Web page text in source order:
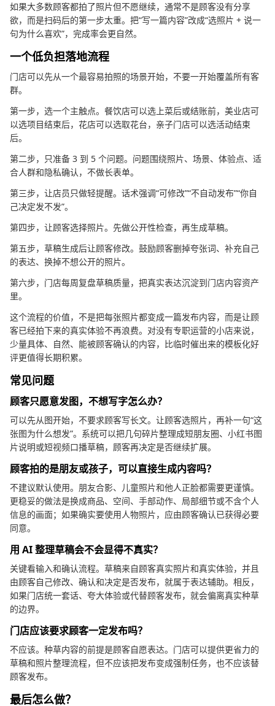
如果大多数顾客都拍了照片但不愿继续，通常不是顾客没有分享
欲，而是扫码后的第一步太重。把“写一篇内容”改成“选照片 + 说一
句为什么喜欢”，完成率会更自然。
一个低负担落地流程
门店可以先从一个最容易拍照的场景开始，不要一开始覆盖所有客
群。
第一步，选一个主触点。餐饮店可以选上菜后或结账前，美业店可
以选项目结束后，花店可以选取花台，亲子门店可以选活动结束
后。
第二步，只准备 3 到 5 个问题。问题围绕照片、场景、体验点、适
合人群和隐私确认，不做长表单。
第三步，让店员只做轻提醒。话术强调“可修改”“不自动发布”“你自
己决定发不发”。
第四步，让顾客选择照片。先做公开性检查，再生成草稿。
第五步，草稿生成后让顾客修改。鼓励顾客删掉夸张词、补充自己
的表达、换掉不想公开的照片。
第六步，门店每周复盘草稿质量，把真实表达沉淀到门店内容资产
里。
这个流程的价值，不是把每张照片都变成一篇发布内容，而是让顾
客已经拍下来的真实体验不再浪费。对没有专职运营的小店来说，
少量具体、自然、能被顾客确认的内容，比临时催出来的模板化好
评更值得长期积累。
常见问题
顾客只愿意发图，不想写字怎么办？
可以先从图开始，不要求顾客写长文。让顾客选照片，再补一句“这
张图为什么想发”。系统可以把几句碎片整理成短朋友圈、小红书图
片说明或短视频口播草稿，顾客再决定是否继续扩展。
顾客拍的是朋友或孩子，可以直接生成内容吗？
不建议默认使用。朋友合影、儿童照片和他人正脸都需要更谨慎。
更稳妥的做法是换成商品、空间、手部动作、局部细节或不含个人
信息的画面；如果确实要使用人物照片，应由顾客确认已获得必要
同意。
用 AI 整理草稿会不会显得不真实？
关键看输入和确认流程。草稿来自顾客真实照片和真实体验，并且
由顾客自己修改、确认和决定是否发布，就属于表达辅助。相反，
如果门店统一套话、夸大体验或代替顾客发布，就会偏离真实种草
的边界。
门店应该要求顾客一定发布吗？
不应该。种草内容的前提是顾客自愿表达。门店可以提供更省力的
草稿和照片整理流程，但不应该把发布变成强制任务，也不应该替
顾客发布。
最后怎么做？